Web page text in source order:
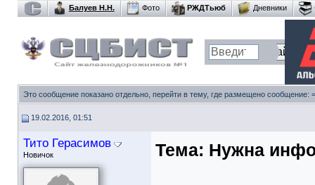
Балуев Н.Н. Фото РЖДТьюб Дневники
Это сообщение показано отдельно, перейти в тему, где размещено сообщение:
19.02.2016, 01:51
Тито Герасимов
Новичок Тема: Нужна